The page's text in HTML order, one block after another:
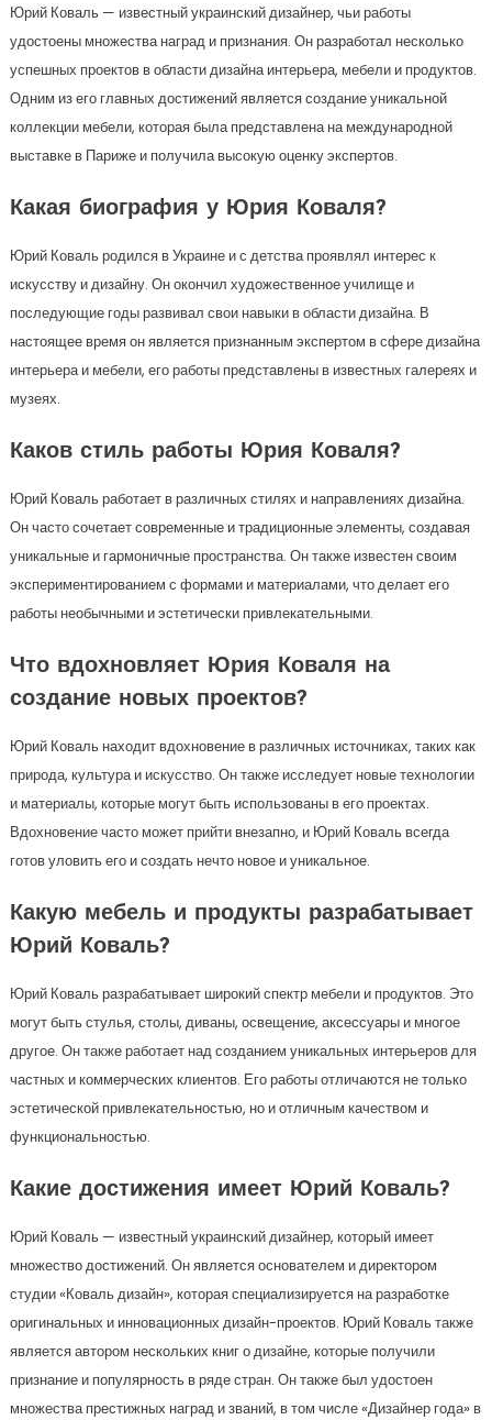
Юрий Коваль — известный украинский дизайнер, чьи работы
удостоены множества наград и признания. Он разработал несколько
успешных проектов в области дизайна интерьера, мебели и продуктов.
Одним из его главных достижений является создание уникальной
коллекции мебели, которая была представлена на международной
выставке в Париже и получила высокую оценку экспертов.
Какая биография у Юрия Коваля?
Юрий Коваль родился в Украине и с детства проявлял интерес к
искусству и дизайну. Он окончил художественное училище и
последующие годы развивал свои навыки в области дизайна. В
настоящее время он является признанным экспертом в сфере дизайна
интерьера и мебели, его работы представлены в известных галереях и
музеях.
Каков стиль работы Юрия Коваля?
Юрий Коваль работает в различных стилях и направлениях дизайна.
Он часто сочетает современные и традиционные элементы, создавая
уникальные и гармоничные пространства. Он также известен своим
экспериментированием с формами и материалами, что делает его
работы необычными и эстетически привлекательными.
Что вдохновляет Юрия Коваля на
создание новых проектов?
Юрий Коваль находит вдохновение в различных источниках, таких как
природа, культура и искусство. Он также исследует новые технологии
и материалы, которые могут быть использованы в его проектах.
Вдохновение часто может прийти внезапно, и Юрий Коваль всегда
готов уловить его и создать нечто новое и уникальное.
Какую мебель и продукты разрабатывает
Юрий Коваль?
Юрий Коваль разрабатывает широкий спектр мебели и продуктов. Это
могут быть стулья, столы, диваны, освещение, аксессуары и многое
другое. Он также работает над созданием уникальных интерьеров для
частных и коммерческих клиентов. Его работы отличаются не только
эстетической привлекательностью, но и отличным качеством и
функциональностью.
Какие достижения имеет Юрий Коваль?
Юрий Коваль — известный украинский дизайнер, который имеет
множество достижений. Он является основателем и директором
студии «Коваль дизайн», которая специализируется на разработке
оригинальных и инновационных дизайн-проектов. Юрий Коваль также
является автором нескольких книг о дизайне, которые получили
признание и популярность в ряде стран. Он также был удостоен
множества престижных наград и званий, в том числе «Дизайнер года» в